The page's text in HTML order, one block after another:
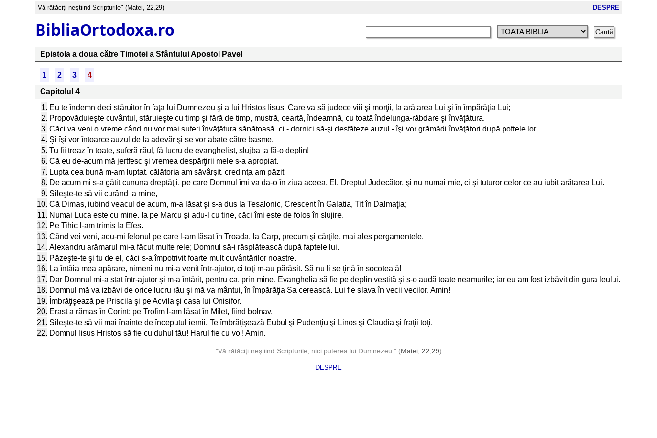
Vă rătăciţi neştiind Scripturile" (Matei, 22,29) DESPRE
BibliaOrtodoxa.ro
Epistola a doua către Timotei a Sfântului Apostol Pavel
1 2 3
4
Capitolul 4
1. Eu te îndemn deci stăruitor în faţa lui Dumnezeu şi a lui Hristos Iisus, Care va să judece viii şi morţii, la arătarea Lui şi în împărăţia Lui;
2. Propovăduieşte cuvântul, stăruieşte cu timp şi fără de timp, mustră, ceartă, îndeamnă, cu toată îndelunga-răbdare şi învăţătura.
3. Căci va veni o vreme când nu vor mai suferi învăţătura sănătoasă, ci - dornici să-şi desfăteze auzul - îşi vor grămădi învăţători după poftele lor,
4. Şi îşi vor întoarce auzul de la adevăr şi se vor abate către basme.
5. Tu fii treaz în toate, suferă răul, fă lucru de evanghelist, slujba ta fă-o deplin!
6. Că eu de-acum mă jertfesc şi vremea despărţirii mele s-a apropiat.
7. Lupta cea bună m-am luptat, călătoria am săvârşit, credinţa am păzit.
8. De acum mi s-a gătit cununa dreptăţii, pe care Domnul îmi va da-o în ziua aceea, El, Dreptul Judecător, şi nu numai mie, ci şi tuturor celor ce au iubit arătarea Lui.
9. Sileşte-te să vii curând la mine,
10. Că Dimas, iubind veacul de acum, m-a lăsat şi s-a dus la Tesalonic, Crescent în Galatia, Tit în Dalmaţia;
11. Numai Luca este cu mine. Ia pe Marcu şi adu-l cu tine, căci îmi este de folos în slujire.
12. Pe Tihic l-am trimis la Efes.
13. Când vei veni, adu-mi felonul pe care l-am lăsat în Troada, la Carp, precum şi cărţile, mai ales pergamentele.
14. Alexandru arămarul mi-a făcut multe rele; Domnul să-i răsplătească după faptele lui.
15. Păzeşte-te şi tu de el, căci s-a împotrivit foarte mult cuvântărilor noastre.
16. La întâia mea apărare, nimeni nu mi-a venit într-ajutor, ci toţi m-au părăsit. Să nu li se ţină în socoteală!
17. Dar Domnul mi-a stat într-ajutor şi m-a întărit, pentru ca, prin mine, Evanghelia să fie pe deplin vestită şi s-o audă toate neamurile; iar eu am fost izbăvit din gura leului.
18. Domnul mă va izbăvi de orice lucru rău şi mă va mântui, în împărăţia Sa cerească. Lui fie slava în vecii vecilor. Amin!
19. Îmbrăţişează pe Priscila şi pe Acvila şi casa lui Onisifor.
20. Erast a rămas în Corint; pe Trofim l-am lăsat în Milet, fiind bolnav.
21. Sileşte-te să vii mai înainte de începutul iernii. Te îmbrăţişează Eubul şi Pudenţiu şi Linos şi Claudia şi fraţii toţi.
22. Domnul Iisus Hristos să fie cu duhul tău! Harul fie cu voi! Amin.
"Vă rătăciţi neştiind Scripturile, nici puterea lui Dumnezeu." (Matei, 22,29)
DESPRE